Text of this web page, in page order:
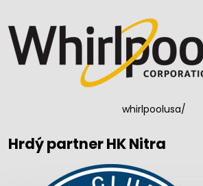
whirlpoolusa/
Hrdý partner HK Nitra